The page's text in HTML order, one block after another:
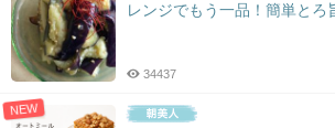
レンジでもう一品！簡単とろ
34437
NEW